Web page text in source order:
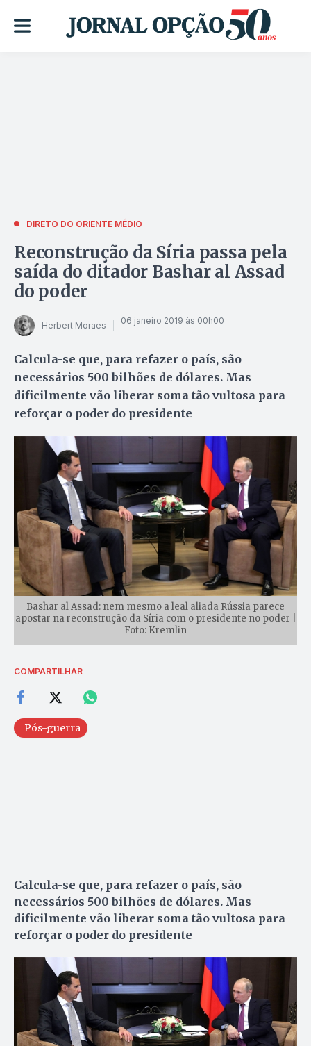
DIRETO DO ORIENTE MÉDIO
Reconstrução da Síria passa pela
saída do ditador Bashar al Assad
do poder
Herbert Moraes 06 janeiro 2019 às 00h00
Calcula-se que, para refazer o país, são
necessários 500 bilhões de dólares. Mas
dificilmente vão liberar soma tão vultosa para
reforçar o poder do presidente
Bashar al Assad: nem mesmo a leal aliada Rússia parece
apostar na reconstrução da Síria com o presidente no poder |
Foto: Kremlin
COMPARTILHAR
Pós-guerra
Calcula-se que, para refazer o país, são
necessários 500 bilhões de dólares. Mas
dificilmente vão liberar soma tão vultosa para
reforçar o poder do presidente